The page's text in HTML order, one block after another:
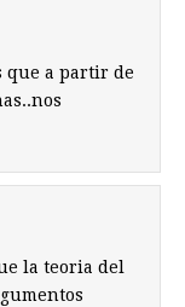
que a partir de
la teoria del